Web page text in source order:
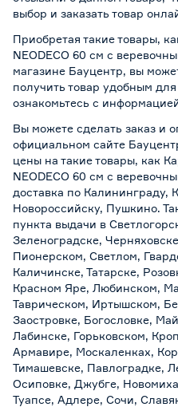
выбор и заказать товар
Приобретая такие товары,
NEODECO 60 см с
магазине Бауцентр, вы
получить товар удобным
ознакомьтесь с
Вы можете сделать заказ и
официальном сайте
цены на такие товары, как
NEODECO 60 см с
доставка по Калининграду,
Новороссийску, Пушкино.
пункта выдачи в
Зеленоградске,
Пионерском, Светлом,
Каличинске, Татарске,
Красном Яре, Любинском,
Таврическом, Иртышском,
Заостровке, Богословке,
Лабинске, Горьковском,
Армавире, Москаленках,
Тимашевске, Павлоградке,
Осиповке, Джубге,
Туапсе, Адлере, Сочи,